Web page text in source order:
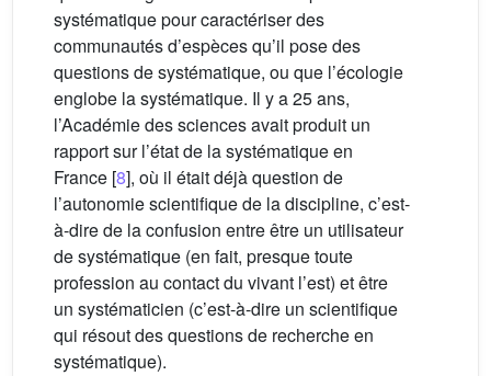
systématique pour caractériser des
communautés d’espèces qu’il pose des
questions de systématique, ou que l’écologie
englobe la systématique. Il y a 25 ans,
l’Académie des sciences avait produit un
rapport sur l’état de la systématique en
France [8], où il était déjà question de
l’autonomie scientifique de la discipline, c’est-
à-dire de la confusion entre être un utilisateur
de systématique (en fait, presque toute
profession au contact du vivant l’est) et être
un systématicien (c’est-à-dire un scientifique
qui résout des questions de recherche en
systématique).